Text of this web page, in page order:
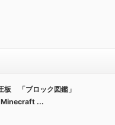
板 「ブロック図鑑」
Minecraft ...